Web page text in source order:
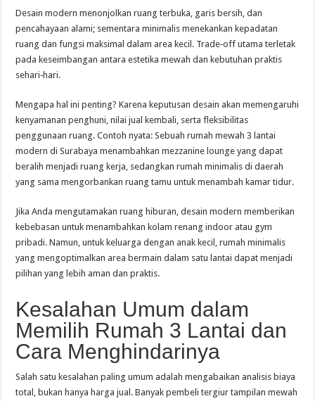
Desain modern menonjolkan ruang terbuka, garis bersih, dan
pencahayaan alami; sementara minimalis menekankan kepadatan
ruang dan fungsi maksimal dalam area kecil. Trade‑off utama terletak
pada keseimbangan antara estetika mewah dan kebutuhan praktis
sehari‑hari.
Mengapa hal ini penting? Karena keputusan desain akan memengaruhi
kenyamanan penghuni, nilai jual kembali, serta fleksibilitas
penggunaan ruang. Contoh nyata: Sebuah rumah mewah 3 lantai
modern di Surabaya menambahkan mezzanine lounge yang dapat
beralih menjadi ruang kerja, sedangkan rumah minimalis di daerah
yang sama mengorbankan ruang tamu untuk menambah kamar tidur.
Jika Anda mengutamakan ruang hiburan, desain modern memberikan
kebebasan untuk menambahkan kolam renang indoor atau gym
pribadi. Namun, untuk keluarga dengan anak kecil, rumah minimalis
yang mengoptimalkan area bermain dalam satu lantai dapat menjadi
pilihan yang lebih aman dan praktis.
Kesalahan Umum dalam
Memilih Rumah 3 Lantai dan
Cara Menghindarinya
Salah satu kesalahan paling umum adalah mengabaikan analisis biaya
total, bukan hanya harga jual. Banyak pembeli tergiur tampilan mewah